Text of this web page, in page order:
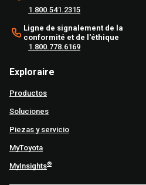
1.800.541.2315
Ligne de signalement de la
conformité et de l'éthique
1.800.778.6169
Exploraire
Productos
Soluciones
Piezas y servicio
MyToyota
MyInsights®